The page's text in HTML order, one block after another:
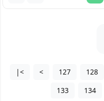
|< < 127 128
133
134